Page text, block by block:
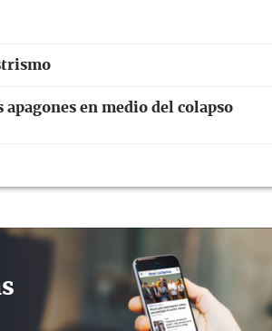
en medio del colapso